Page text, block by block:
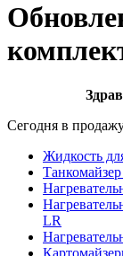
Сегодня в
Жидкость
LR